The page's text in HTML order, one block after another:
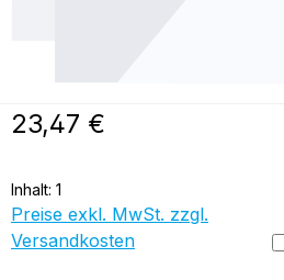
Regulärer Preis:
23,47 €
Inhalt: 1
Preise exkl. MwSt. zzgl.
Versandkosten